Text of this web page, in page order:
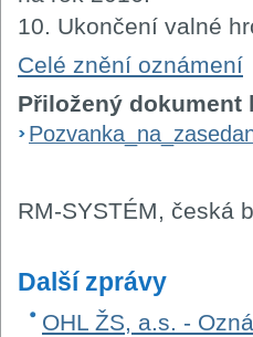
10. Ukončení valné
Celé znění oznámení
Přiložený dokument
RM-SYSTÉM, česká
Další zprávy
OHL ŽS, a.s. -